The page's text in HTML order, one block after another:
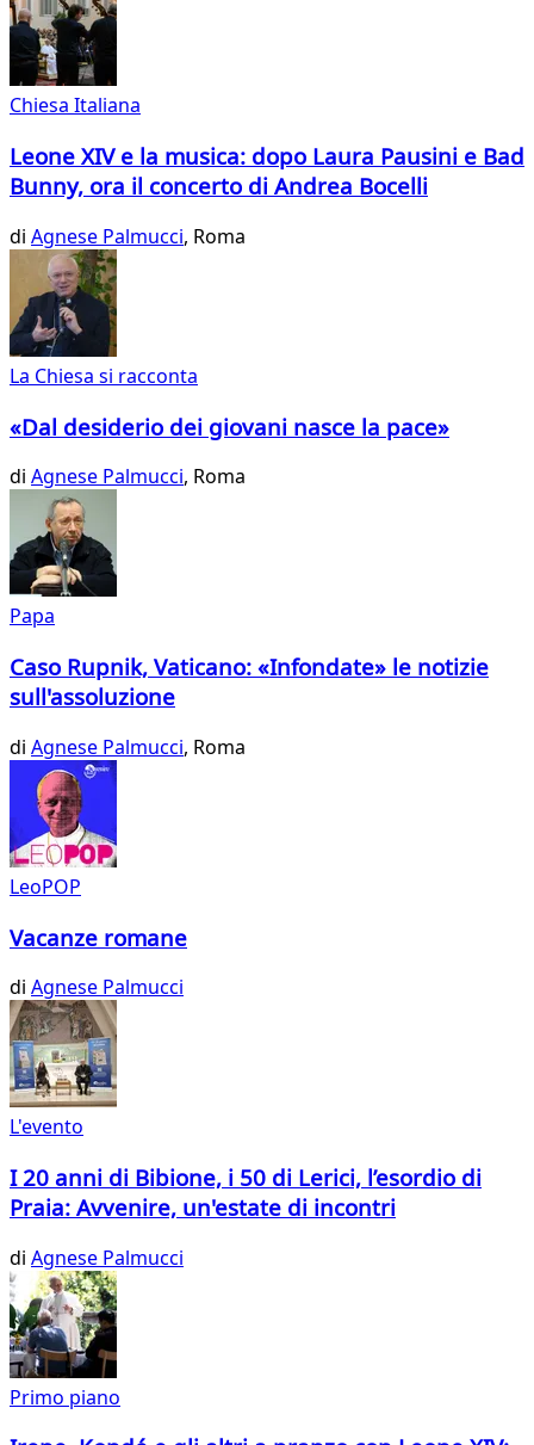
Chiesa Italiana
Leone XIV e la musica: dopo Laura Pausini e Bad
Bunny, ora il concerto di Andrea Bocelli
di Agnese Palmucci, Roma
La Chiesa si racconta
«Dal desiderio dei giovani nasce la pace»
di Agnese Palmucci, Roma
Papa
Caso Rupnik, Vaticano: «Infondate» le notizie
sull'assoluzione
di Agnese Palmucci, Roma
LeoPOP
Vacanze romane
di Agnese Palmucci
L'evento
I 20 anni di Bibione, i 50 di Lerici, l’esordio di
Praia: Avvenire, un'estate di incontri
di Agnese Palmucci
Primo piano